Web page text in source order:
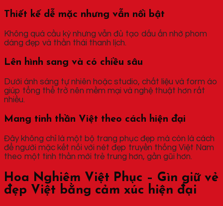
Thiết kế dễ mặc nhưng vẫn nổi bật
Không quá cầu kỳ nhưng vẫn đủ tạo dấu ấn nhờ phom
dáng đẹp và thần thái thanh lịch.
Lên hình sang và có chiều sâu
Dưới ánh sáng tự nhiên hoặc studio, chất liệu và form áo
giúp tổng thể trở nên mềm mại và nghệ thuật hơn rất
nhiều.
Mang tinh thần Việt theo cách hiện đại
Đây không chỉ là một bộ trang phục đẹp mà còn là cách
để người mặc kết nối với nét đẹp truyền thống Việt Nam
theo một tinh thần mới trẻ trung hơn, gần gũi hơn.
Hoa Nghiêm Việt Phục – Gìn giữ vẻ
đẹp Việt bằng cảm xúc hiện đại